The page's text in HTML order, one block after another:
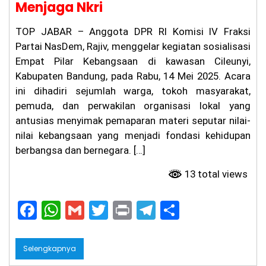
Menjaga Nkri
TOP JABAR – Anggota DPR RI Komisi IV Fraksi
Partai NasDem, Rajiv, menggelar kegiatan sosialisasi
Empat Pilar Kebangsaan di kawasan Cileunyi,
Kabupaten Bandung, pada Rabu, 14 Mei 2025. Acara
ini dihadiri sejumlah warga, tokoh masyarakat,
pemuda, dan perwakilan organisasi lokal yang
antusias menyimak pemaparan materi seputar nilai-
nilai kebangsaan yang menjadi fondasi kehidupan
berbangsa dan bernegara. […]
13 total views
F
a
c
W
h
a
G
m
T
w
Pr
in
T
el
Selengkapnya